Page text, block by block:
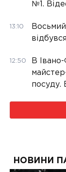
№1.
13:10
12:50
В
посуду.